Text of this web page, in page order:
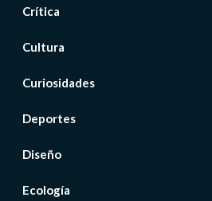
Crítica
Cultura
Curiosidades
Deportes
Diseño
Ecología